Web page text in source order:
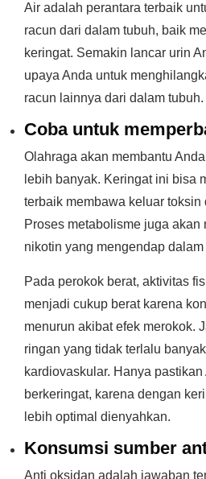
Air adalah perantara terbaik
racun dari dalam tubuh, baik
keringat. Semakin lancar urin
upaya Anda untuk
racun lainnya dari dalam tubuh.
Coba untuk
Olahraga akan membantu
lebih banyak. Keringat ini bisa
terbaik membawa keluar toksin
Proses metabolisme juga akan
nikotin yang mengendap
Pada perokok berat, aktivitas
menjadi cukup berat karena
menurun akibat efek merokok.
ringan yang tidak terlalu
kardiovaskular. Hanya
berkeringat, karena dengan
lebih optimal dienyahkan.
Konsumsi sumber
Anti oksidan adalah jawaban